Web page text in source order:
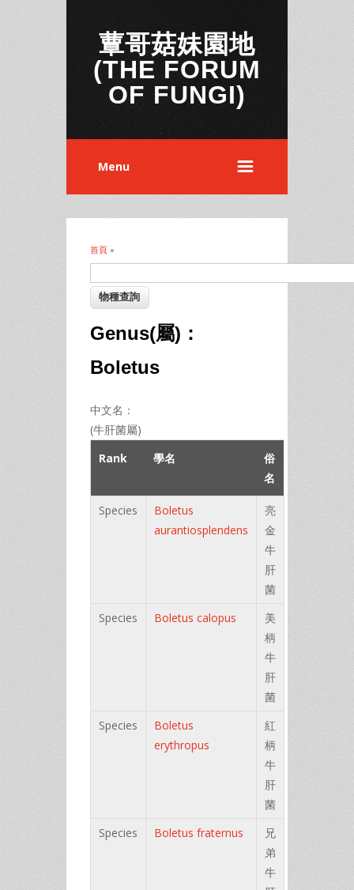
蕈哥菇妹園地
(THE FORUM
OF FUNGI)
Menu
您在這裡
首頁 »
Genus(屬)：
Boletus
中文名：
(牛肝菌屬)
Rank
學名
俗
名
Species
Boletus
aurantiosplendens
亮
金
牛
肝
菌
Species
Boletus calopus
美
柄
牛
肝
菌
Species
Boletus
erythropus
紅
柄
牛
肝
菌
Species
Boletus fraternus
兄
弟
牛